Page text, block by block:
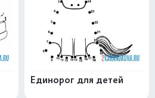
Единорог для детей